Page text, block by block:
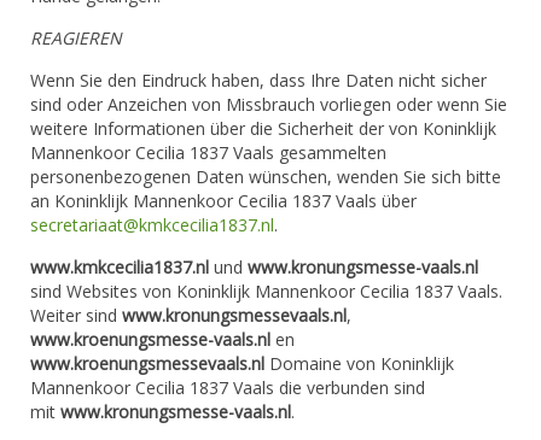
REAGIEREN
Wenn Sie den Eindruck haben, dass Ihre Daten nicht sicher
sind oder Anzeichen von Missbrauch vorliegen oder wenn Sie
weitere Informationen über die Sicherheit der von Koninklijk
Mannenkoor Cecilia 1837 Vaals gesammelten
personenbezogenen Daten wünschen, wenden Sie sich bitte
an Koninklijk Mannenkoor Cecilia 1837 Vaals über
secretariaat@kmkcecilia1837.nl.
www.kmkcecilia1837.nl und www.kronungsmesse-vaals.nl
sind Websites von Koninklijk Mannenkoor Cecilia 1837 Vaals.
Weiter sind www.kronungsmessevaals.nl,
www.kroenungsmesse-vaals.nl en
www.kroenungsmessevaals.nl Domaine von Koninklijk
Mannenkoor Cecilia 1837 Vaals die verbunden sind
mit www.kronungsmesse-vaals.nl.